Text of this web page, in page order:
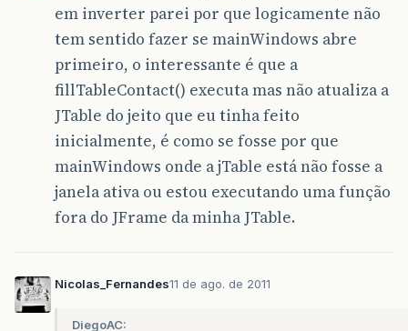
em inverter parei por que logicamente não
tem sentido fazer se mainWindows abre
primeiro, o interessante é que a
fillTableContact() executa mas não atualiza a
JTable do jeito que eu tinha feito
inicialmente, é como se fosse por que
mainWindows onde a jTable está não fosse a
janela ativa ou estou executando uma função
fora do JFrame da minha JTable.
Nicolas_Fernandes11 de ago. de 2011
DiegoAC: